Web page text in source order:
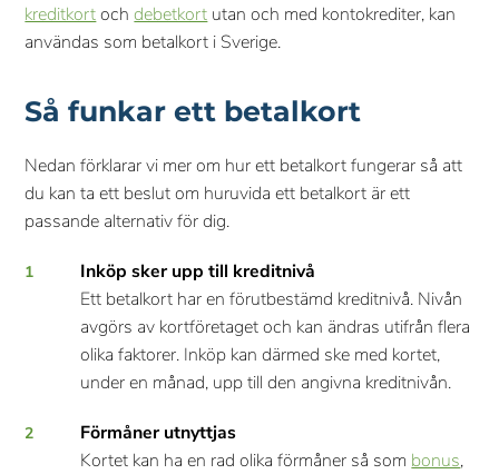
kreditkortochdebetkort utan och med kontokrediter, kan
användas som betalkort i Sverige.
Så funkar ett betalkort
Nedan förklarar vi mer om hur ett betalkort fungerar så att
du kan ta ett beslut om huruvida ett betalkort är ett
passande alternativ för dig.
Inköp sker upp till kreditnivå
Ett betalkort har en förutbestämd kreditnivå. Nivån
avgörs av kortföretaget och kan ändras utifrån flera
olika faktorer. Inköp kan därmed ske med kortet,
under en månad, upp till den angivna kreditnivån.
Förmåner utnyttjas
Kortet kan ha en rad olika förmåner så som bonus,